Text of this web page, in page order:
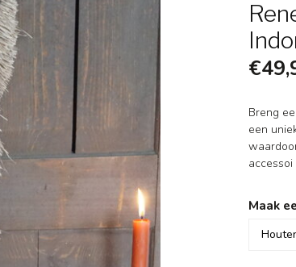
Breng
een
accessoi
Maak